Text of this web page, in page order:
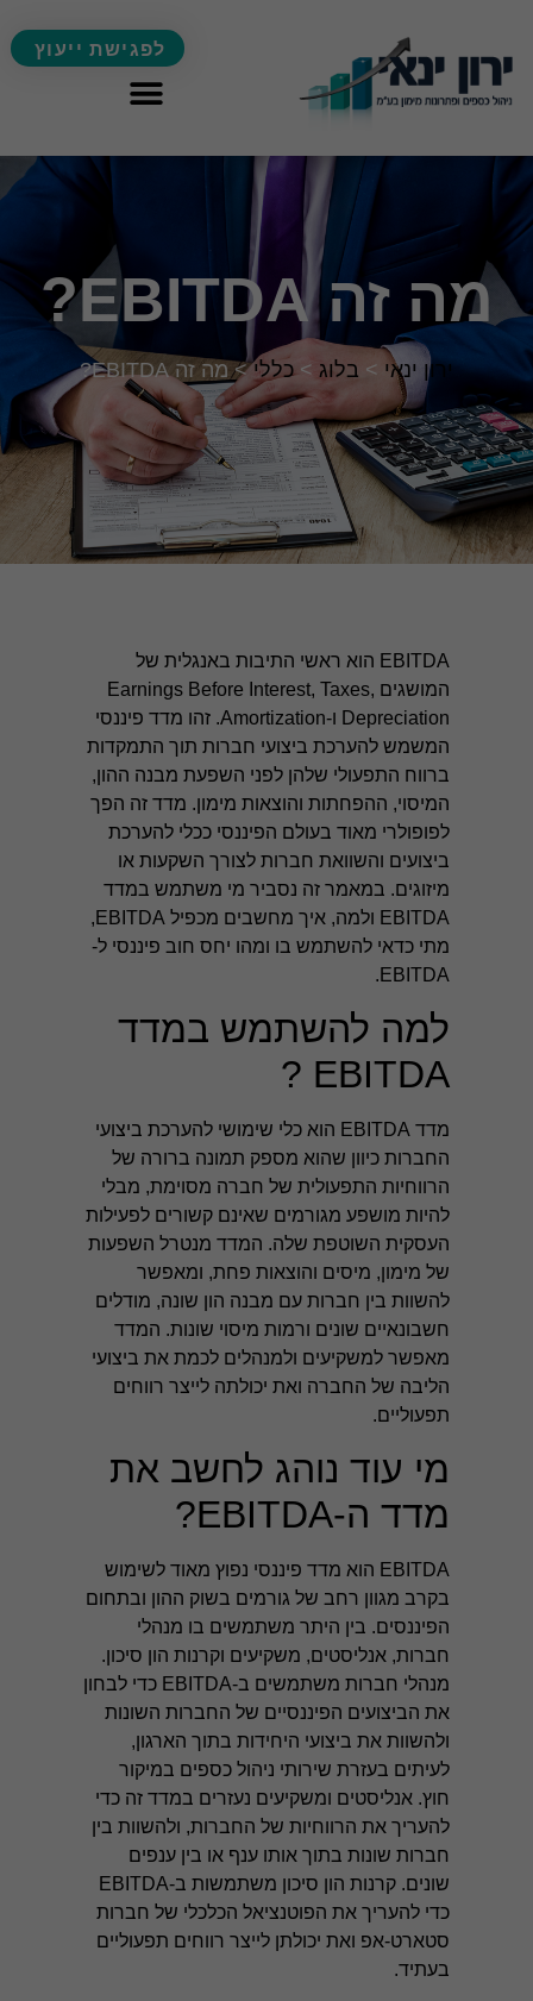
לפגישת ייעוץ
מה זה EBITDA?
ירון ינאי > בלוג >כללי>מה זה EBITDA?
EBITDA הוא ראשי התיבות באנגלית של
המושגים Earnings Before Interest, Taxes,
Depreciation ו-Amortization. זהו מדד פיננסי
המשמש להערכת ביצועי חברות תוך התמקדות
ברווח התפעולי שלהן לפני השפעת מבנה ההון,
המיסוי, ההפחתות והוצאות מימון. מדד זה הפך
לפופולרי מאוד בעולם הפיננסי ככלי להערכת
ביצועים והשוואת חברות לצורך השקעות או
מיזוגים. במאמר זה נסביר מי משתמש במדד
EBITDA ולמה, איך מחשבים מכפיל EBITDA,
מתי כדאי להשתמש בו ומהו יחס חוב פיננסי ל-
EBITDA.
למה להשתמש במדד
EBITDA ?
מדד EBITDA הוא כלי שימושי להערכת ביצועי
החברות כיוון שהוא מספק תמונה ברורה של
הרווחיות התפעולית של חברה מסוימת, מבלי
להיות מושפע מגורמים שאינם קשורים לפעילות
העסקית השוטפת שלה. המדד מנטרל השפעות
של מימון, מיסים והוצאות פחת, ומאפשר
להשוות בין חברות עם מבנה הון שונה, מודלים
חשבונאיים שונים ורמות מיסוי שונות. המדד
מאפשר למשקיעים ולמנהלים לכמת את ביצועי
הליבה של החברה ואת יכולתה לייצר רווחים
תפעוליים.
מי עוד נוהג לחשב את
מדד ה-EBITDA?
EBITDA הוא מדד פיננסי נפוץ מאוד לשימוש
בקרב מגוון רחב של גורמים בשוק ההון ובתחום
הפיננסים. בין היתר משתמשים בו מנהלי
חברות, אנליסטים, משקיעים וקרנות הון סיכון.
מנהלי חברות משתמשים ב-EBITDA כדי לבחון
את הביצועים הפיננסיים של החברות השונות
ולהשוות את ביצועי היחידות בתוך הארגון,
לעיתים בעזרת שירותי ניהול כספים במיקור
חוץ. אנליסטים ומשקיעים נעזרים במדד זה כדי
להעריך את הרווחיות של החברות, ולהשוות בין
חברות שונות בתוך אותו ענף או בין ענפים
שונים. קרנות הון סיכון משתמשות ב-EBITDA
כדי להעריך את הפוטנציאל הכלכלי של חברות
סטארט-אפ ואת יכולתן לייצר רווחים תפעוליים
בעתיד.